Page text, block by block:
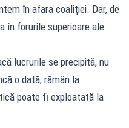
în afara coaliției. Dar, de
în forurile superioare ale
lucrurile se precipită, nu
o dată, rămân la
poate fi exploatată la